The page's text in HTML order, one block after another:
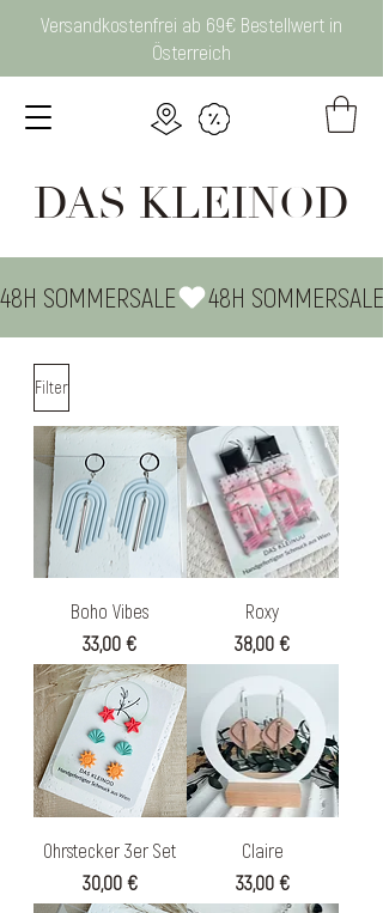
DAS KLEINOD
Versandkostenfrei ab 69€ Bestellwert in
Österreich
48H SOMMERSALE
Filter
Boho Vibes
Preis
33,00 €
Roxy
Preis
38,00 €
Ohrstecker 3er Set
Preis
30,00 €
Claire
Preis
33,00 €